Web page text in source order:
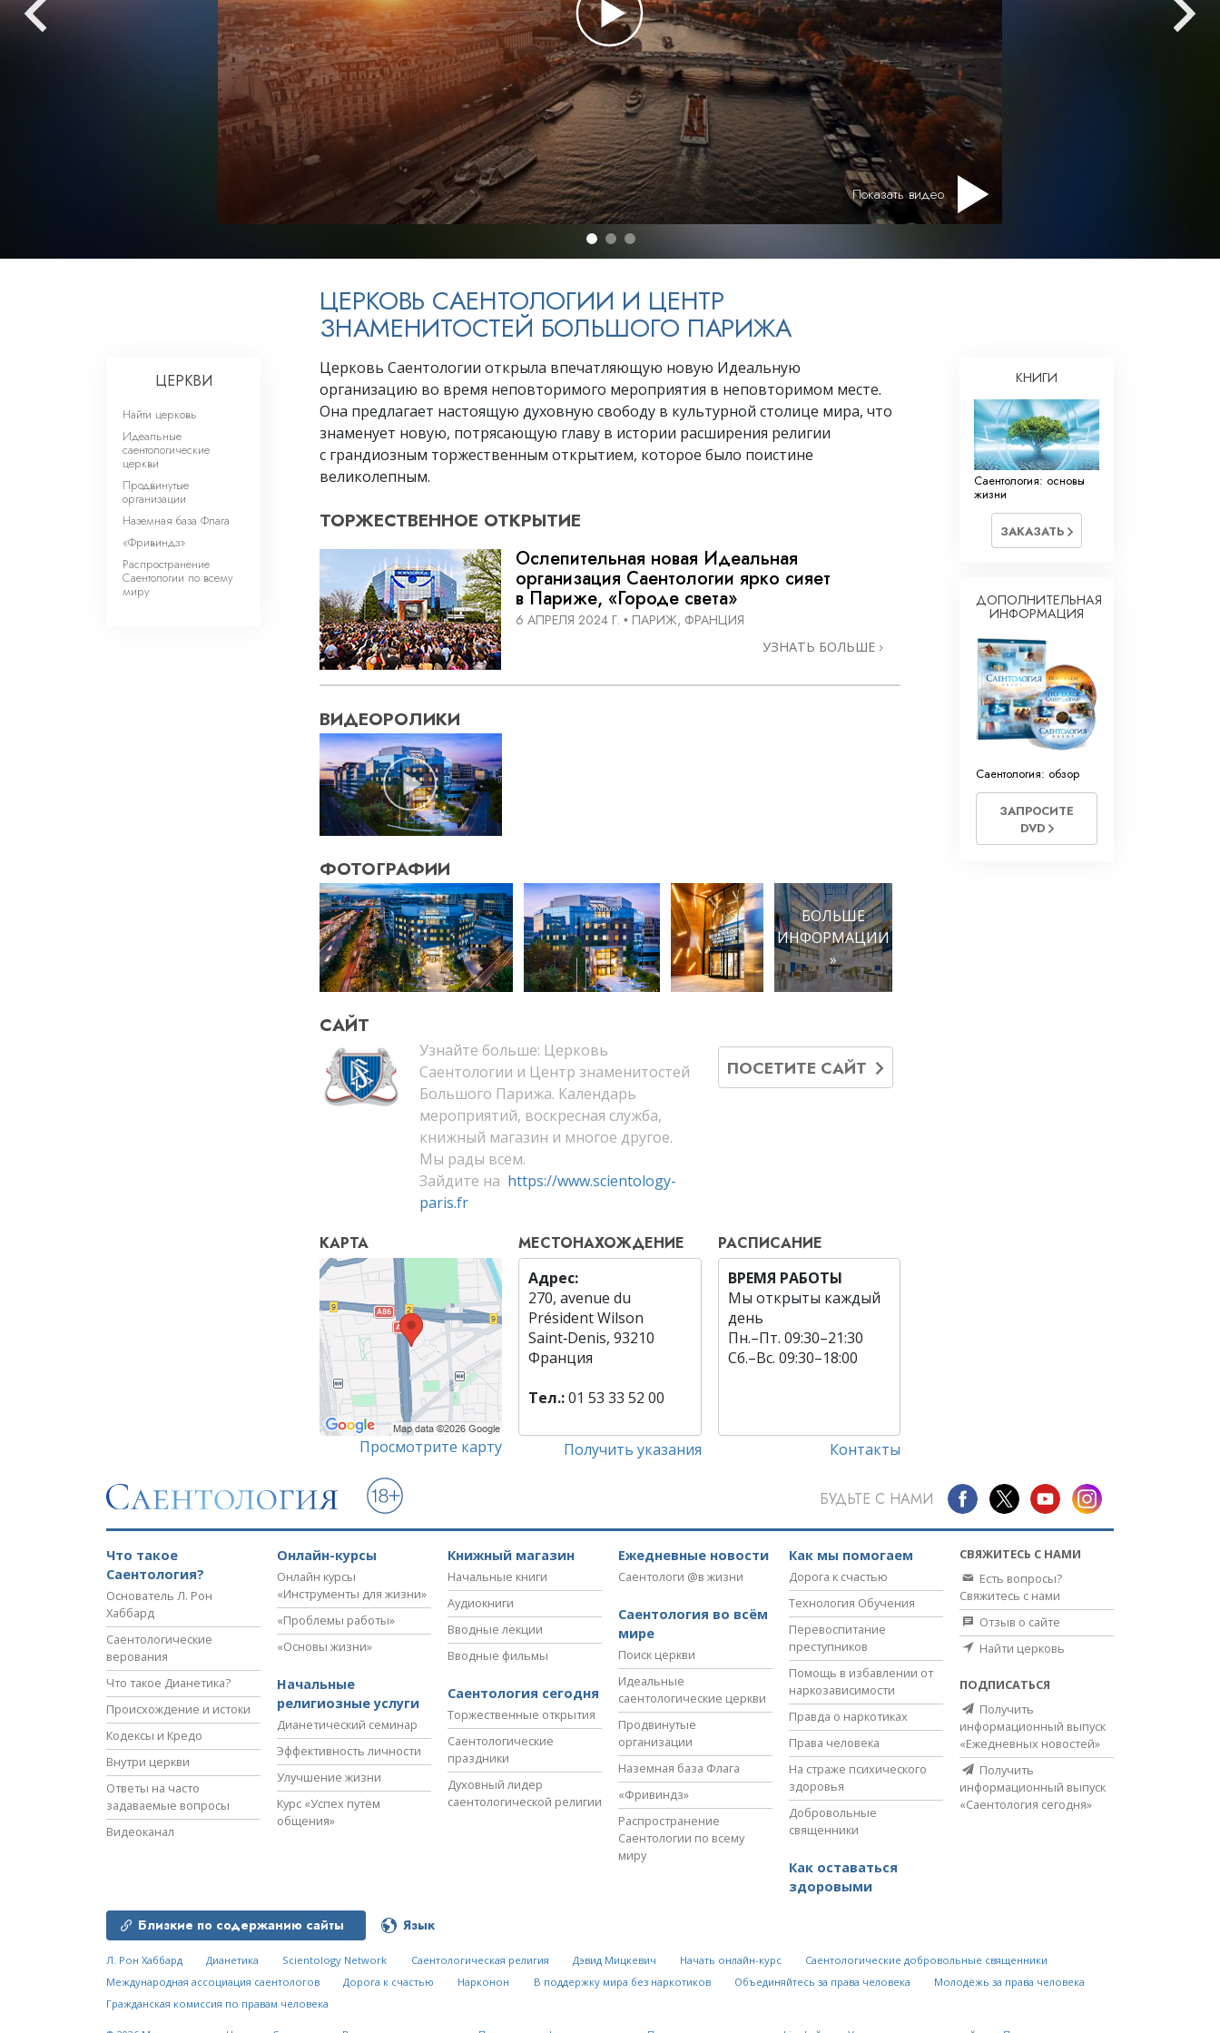
Что такое величие?
Решение проблемы наркотиков
Дети
Инструменты для использования
в работе
Этика и состояния
Причина подавления
Расследования
Показать видео
ЦЕРКОВЬ САЕНТОЛОГИИ И ЦЕНТР
ЗНАМЕНИТОСТЕЙ БОЛЬШОГО ПАРИЖА
Церковь Саентологии открыла впечатляющую новую Идеальную
организацию во время неповторимого мероприятия в неповторимом месте.
Она предлагает настоящую духовную свободу в культурной столице мира, что
знаменует новую, потрясающую главу в истории расширения религии
с грандиозным торжественным открытием, которое было поистине
великолепным.
ТОРЖЕСТВЕННОЕ ОТКРЫТИЕ
Ослепительная новая Идеальная
организация Саентологии ярко сияет
в Париже, «Городе света»
6 АПРЕЛЯ 2024 Г. • ПАРИЖ, ФРАНЦИЯ
УЗНАТЬ БОЛЬШЕ
ВИДЕОРОЛИКИ
ФОТОГРАФИИ
БОЛЬШЕ
ИНФОРМАЦИИ
»
САЙТ
Узнайте больше: Церковь
Саентологии и Центр знаменитостей
Большого Парижа. Календарь
мероприятий, воскресная служба,
книжный магазин и многое другое.
Мы рады всем.
Зайдите на https://www.scientology-
paris.fr
ПОСЕТИТЕ САЙТ
КАРТА
Просмотрите карту
МЕСТОНАХОЖДЕНИЕ
Адрес:
270, avenue du
Président Wilson
Saint‑Denis, 93210
Франция
Тел.:01 53 33 52 00
Получить указания
РАСПИСАНИЕ
ВРЕМЯ РАБОТЫ
Мы открыты каждый
день
Пн.–Пт. 09:30–21:30
Сб.–Вс. 09:30–18:00
Контакты
ЦЕРКВИ
Найти церковь
Идеальные
саентологические
церкви
Продвинутые
организации
Наземная база Флага
«Фривиндз»
Распространение
Саентологии по всему
миру
КНИГИ
Саентология: основы
жизни
ЗАКАЗАТЬ
ДОПОЛНИТЕЛЬНАЯ
ИНФОРМАЦИЯ
Саентология: обзор
ЗАПРОСИТЕ
DVD
БУДЬТЕ С НАМИ
Что такое
Саентология?
Основатель Л. Рон
Хаббард
Саентологические
верования
Что такое Дианетика?
Происхождение и истоки
Кодексы и Кредо
Внутри церкви
Ответы на часто
задаваемые вопросы
Видеоканал
Онлайн-курсы
Онлайн курсы
«Инструменты для жизни»
«Проблемы работы»
«Основы жизни»
Начальные
религиозные услуги
Дианетический семинар
Эффективность личности
Улучшение жизни
Курс «Успех путём
общения»
Книжный магазин
Начальные книги
Аудиокниги
Вводные лекции
Вводные фильмы
Саентология сегодня
Торжественные открытия
Саентологические
праздники
Духовный лидер
саентологической религии
Ежедневные новости
Саентологи @в жизни
Саентология во всём
мире
Поиск церкви
Идеальные
саентологические церкви
Продвинутые
организации
Наземная база Флага
«Фривиндз»
Распространение
Саентологии по всему
миру
Как мы помогаем
Дорога к счастью
Технология Обучения
Перевоспитание
преступников
Помощь в избавлении от
наркозависимости
Правда о наркотиках
Права человека
На страже психического
здоровья
Добровольные
священники
Как оставаться
здоровыми
СВЯЖИТЕСЬ С НАМИ
Есть вопросы?
Свяжитесь с нами
Отзыв о сайте
Найти церковь
ПОДПИСАТЬСЯ
Получить
информационный выпуск
«Ежедневных новостей»
Получить
информационный выпуск
«Саентология сегодня»
Близкие по содержанию сайты Язык
Л. Рон Хаббард Дианетика Scientology Network Саентологическая религия Дэвид Мицкевич Начать онлайн-курс
Саентологические добровольные священники
Международная ассоциация саентологов
Дорога к счастью Нарконон В поддержку мира без наркотиков Объединяйтесь за права человека
Молодёжь за права человека
Гражданская комиссия по правам человека